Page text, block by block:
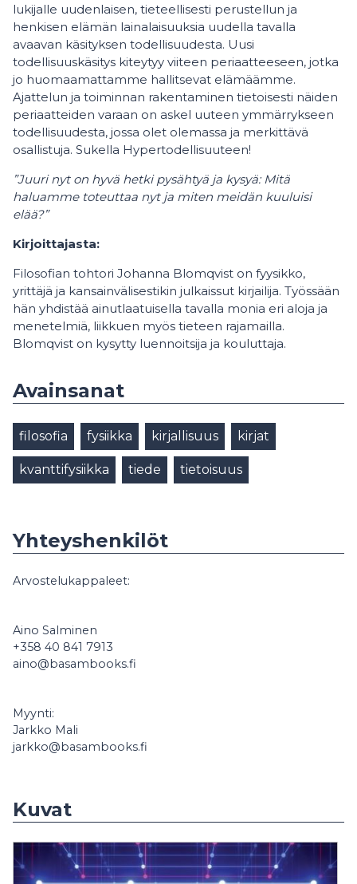
lukijalle uudenlaisen, tieteellisesti perustellun ja
henkisen elämän lainalaisuuksia uudella tavalla
avaavan käsityksen todellisuudesta. Uusi
todellisuuskäsitys kiteytyy viiteen periaatteeseen, jotka
jo huomaamattamme hallitsevat elämäämme.
Ajattelun ja toiminnan rakentaminen tietoisesti näiden
periaatteiden varaan on askel uuteen ymmärrykseen
todellisuudesta, jossa olet olemassa ja merkittävä
osallistuja. Sukella Hypertodellisuuteen!
”Juuri nyt on hyvä hetki pysähtyä ja kysyä: Mitä
haluamme toteuttaa nyt ja miten meidän kuuluisi
elää?”
Kirjoittajasta:
Filosofian tohtori Johanna Blomqvist on fyysikko,
yrittäjä ja kansainvälisestikin julkaissut kirjailija. Työssään
hän yhdistää ainutlaatuisella tavalla monia eri aloja ja
menetelmiä, liikkuen myös tieteen rajamailla.
Blomqvist on kysytty luennoitsija ja kouluttaja.
Avainsanat
filosofia fysiikka kirjallisuus kirjat
kvanttifysiikka tiede tietoisuus
Yhteyshenkilöt
Arvostelukappaleet:
Aino Salminen
+358 40 841 7913
aino@basambooks.fi
Myynti:
Jarkko Mali
jarkko@basambooks.fi
Kuvat